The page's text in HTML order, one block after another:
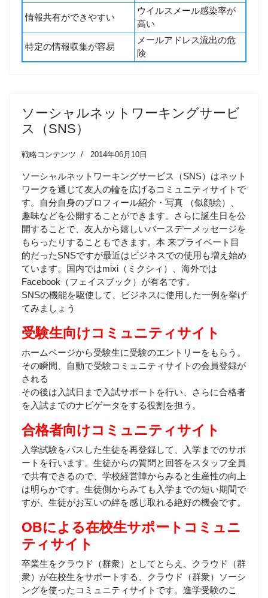
情報共有ができやすい
ウイルスメール感染率が
高い
特定の情報収集が容易
メールアドレス流出の危
険
ソーシャルネットワーキングサービ
ス（SNS）
戦略コンテンツ 2014年06月10日
ソーシャルネットワーキングサービス（SNS）はネット
ワークを通じて友人の輪を広げるコミュニティサイトで
す。自分自身のプロフィール紹介・写真 （似顔絵）、
趣味などを公開することができます。さらに誕生日を公
開することで、友人から嬉しいバースデーメッセージを
もらったりすることもできます。本 来プライベート目
的だったSNSですが最近はビジネスでの使用も増え始め
ています。国内ではmixi（ミクシィ）、海外では
Facebook（フェイスブック）が有名です。
SNSの機能を駆使して、ビジネスに使用した一例を挙げ
てみましょう
受験生向けコミュニティサイト
ホームページから受験生に受験のエントリーをもらう。
その瞬間、自動で受験コミュニティサイトの会員登録が
される
その後は入試日まで入試サポートを行い、さらに合格者
を入試までのナビゲータをする役割を担う。
合格者向けコミュニティサイト
入学試験をパスした生徒を再登録して、入学までのサポ
ートを行います。生徒からの質問と回答をスタッフ全員
で共有できるので、学校経営陣からみると生産性の向上
は明らかです。生徒側からみても入学までの短い期間で
すが、生徒がお互いの絆を感じ取れる絶好の機会です。
OBによる在校生サポートコミュニ
ティサイト
卒業生をクラウド（群衆）としてとらえ、クラウド（群
衆）が在校生をサポートする、クラウド（群衆）ソーシ
ングを使ったコミュニティサイトです。進学受験のこ